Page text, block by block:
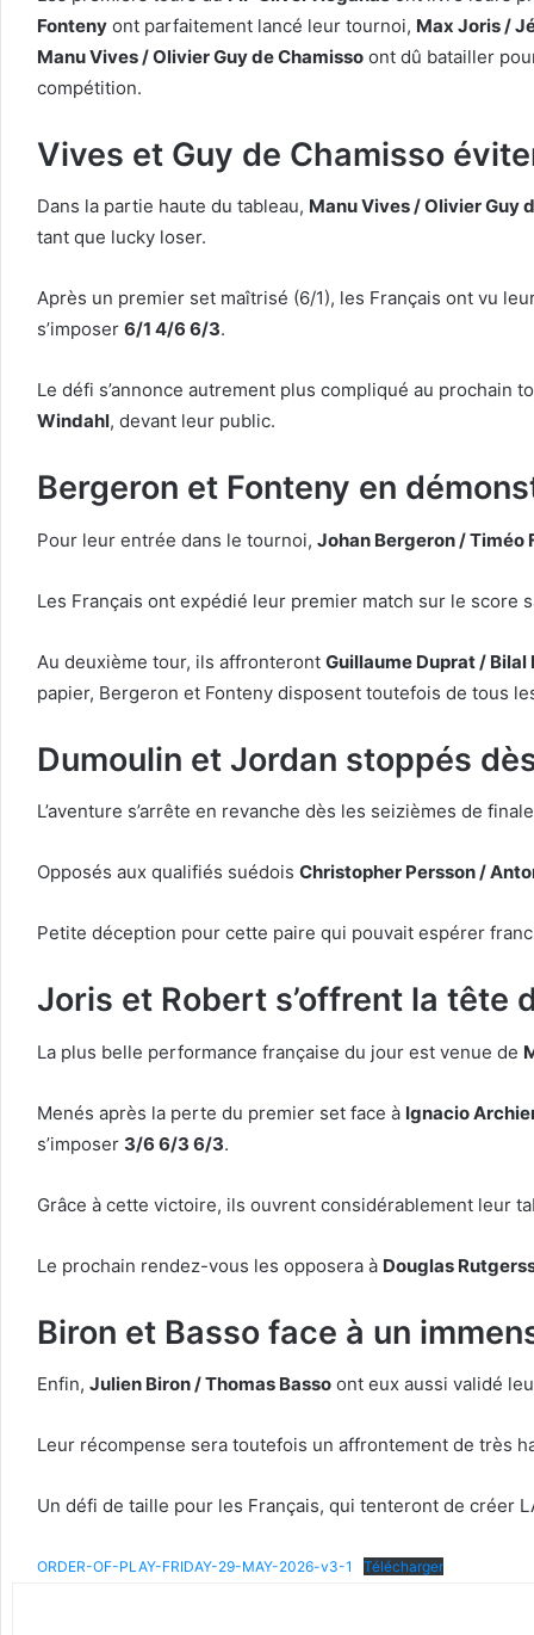
Fonteny ont parfaitement lancé leur tournoi, Max Joris /
Manu Vives / Olivier Guy de Chamisso ont dû batailler
compétition.
Vives et Guy de Chamisso
Dans la partie haute du tableau, Manu Vives / Olivier Guy
tant que lucky loser.
Après un premier set maîtrisé (6/1), les Français ont vu
s’imposer 6/1 4/6 6/3.
Le défi s’annonce autrement plus compliqué au
Windahl, devant leur public.
Bergeron et Fonteny en
Pour leur entrée dans le tournoi, Johan Bergeron / Timéo
Les Français ont expédié leur premier match sur le score
Au deuxième tour, ils affronteront Guillaume Duprat / Bilal
papier, Bergeron et Fonteny disposent toutefois de tous
Dumoulin et Jordan stoppés
L’aventure s’arrête en revanche dès les seizièmes de
Opposés aux qualifiés suédois Christopher Persson /
Petite déception pour cette paire qui pouvait espérer
Joris et Robert s’offrent la tête
La plus belle performance française du jour est venue de
Menés après la perte du premier set face à Ignacio
s’imposer 3/6 6/3 6/3.
Grâce à cette victoire, ils ouvrent considérablement leur
Le prochain rendez-vous les opposera à Douglas
Biron et Basso face à un
Enfin, Julien Biron / Thomas Basso ont eux aussi validé
Leur récompense sera toutefois un affrontement de très
Un défi de taille pour les Français, qui tenteront de créer
ORDER-OF-PLAY-FRIDAY-29-MAY-2026-v3-1 Télécharger